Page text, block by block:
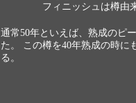
フィニッシュは樽由
通常50年といえば、熟成のピ
た。 この樽を40年熟成の時に
る。